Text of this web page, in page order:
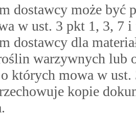
dostawcy może być
w ust. 3 pkt 1, 3, 7 i
dostawcy dla
warzywnych lub
których mowa w
kopie